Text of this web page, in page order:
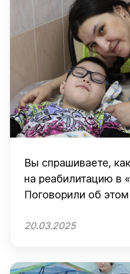
Вы спрашиваете,
на реабилитацию в
Поговорили об
только можно
20.03.2025